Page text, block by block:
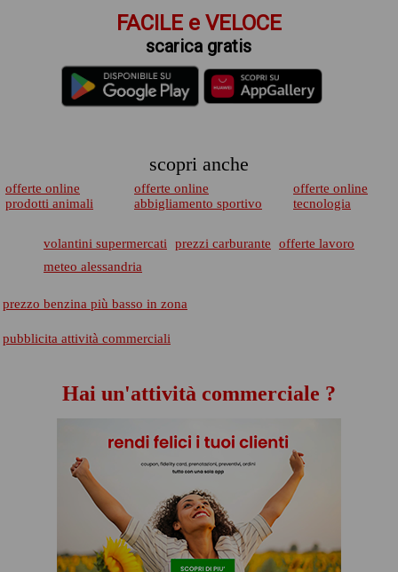
FACILE e VELOCE
scarica gratis
scopri anche
offerte online
prodotti animali
offerte online
abbigliamento sportivo
offerte online
tecnologia
volantini supermercati prezzi carburante
offerte lavoro
meteo alessandria
prezzo benzina più basso in zona
pubblicita attività commerciali
Hai un'attività commerciale ?